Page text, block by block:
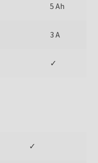
5 Ah
3 A
✓
✓